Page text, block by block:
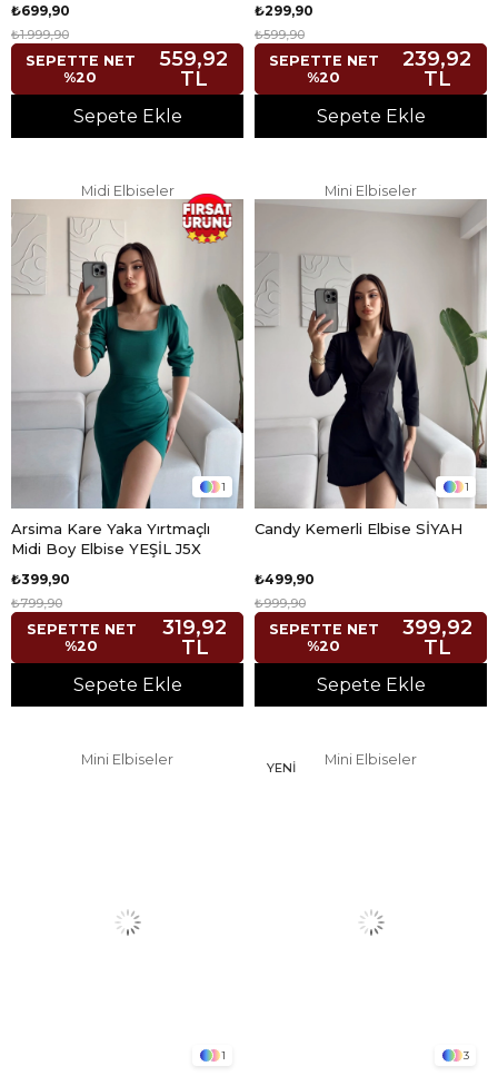
₺699,90
₺1.999,90
SEPETTE NET
%20
559,92
TL
Sepete Ekle
₺299,90
₺599,90
SEPETTE NET
%20
239,92
TL
Sepete Ekle
Midi Elbiseler
1
Arsima Kare Yaka Yırtmaçlı
Midi Boy Elbise YEŞİL J5X
₺399,90
₺799,90
SEPETTE NET
%20
319,92
TL
Sepete Ekle
Mini Elbiseler
1
Candy Kemerli Elbise SİYAH
₺499,90
₺999,90
SEPETTE NET
%20
399,92
TL
Sepete Ekle
Mini Elbiseler
1
Mini Elbiseler
3
YENI